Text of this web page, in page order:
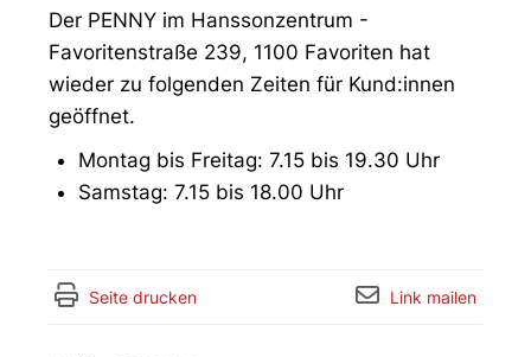
Der PENNY im Hanssonzentrum -
Favoritenstraße 239, 1100 Favoriten hat
wieder zu folgenden Zeiten für Kund:innen
geöffnet.
Montag bis Freitag: 7.15 bis 19.30 Uhr
Samstag: 7.15 bis 18.00 Uhr
Seite drucken Link mailen